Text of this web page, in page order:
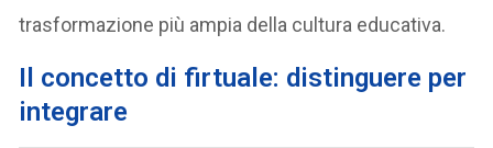
trasformazione più ampia della cultura educativa.
Il concetto di firtuale: distinguere per
integrare